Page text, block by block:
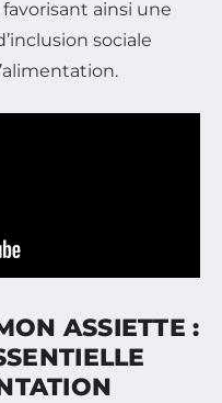
ainsi une
sociale
ASSIETTE :